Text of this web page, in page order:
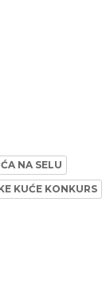
NA SELU
KUĆE KONKURS